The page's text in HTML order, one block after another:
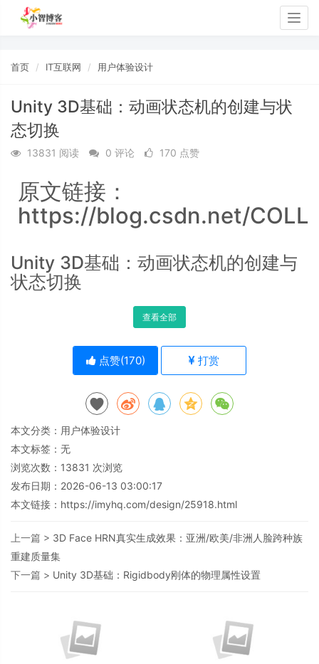
首页 IT互联网 用户体验设计
Unity 3D基础：动画状态机的创建与状
态切换
13831 阅读 0 评论 170 点赞
原文链接：
https://blog.csdn.net/
Unity 3D基础：动画状态机的创建与
状态切换
查看全部
点赞(170) 打赏
本文分类： 用户体验设计
本文标签：无
浏览次数： 13831 次浏览
发布日期：2026-06-13 03:00:17
本文链接： https://imyhq.com/design/25918.html
上一篇 > 3D Face HRN真实生成效果：亚洲/欧美/非洲人脸跨种族
重建质量集
下一篇 > Unity 3D基础：Rigidbody刚体的物理属性设置